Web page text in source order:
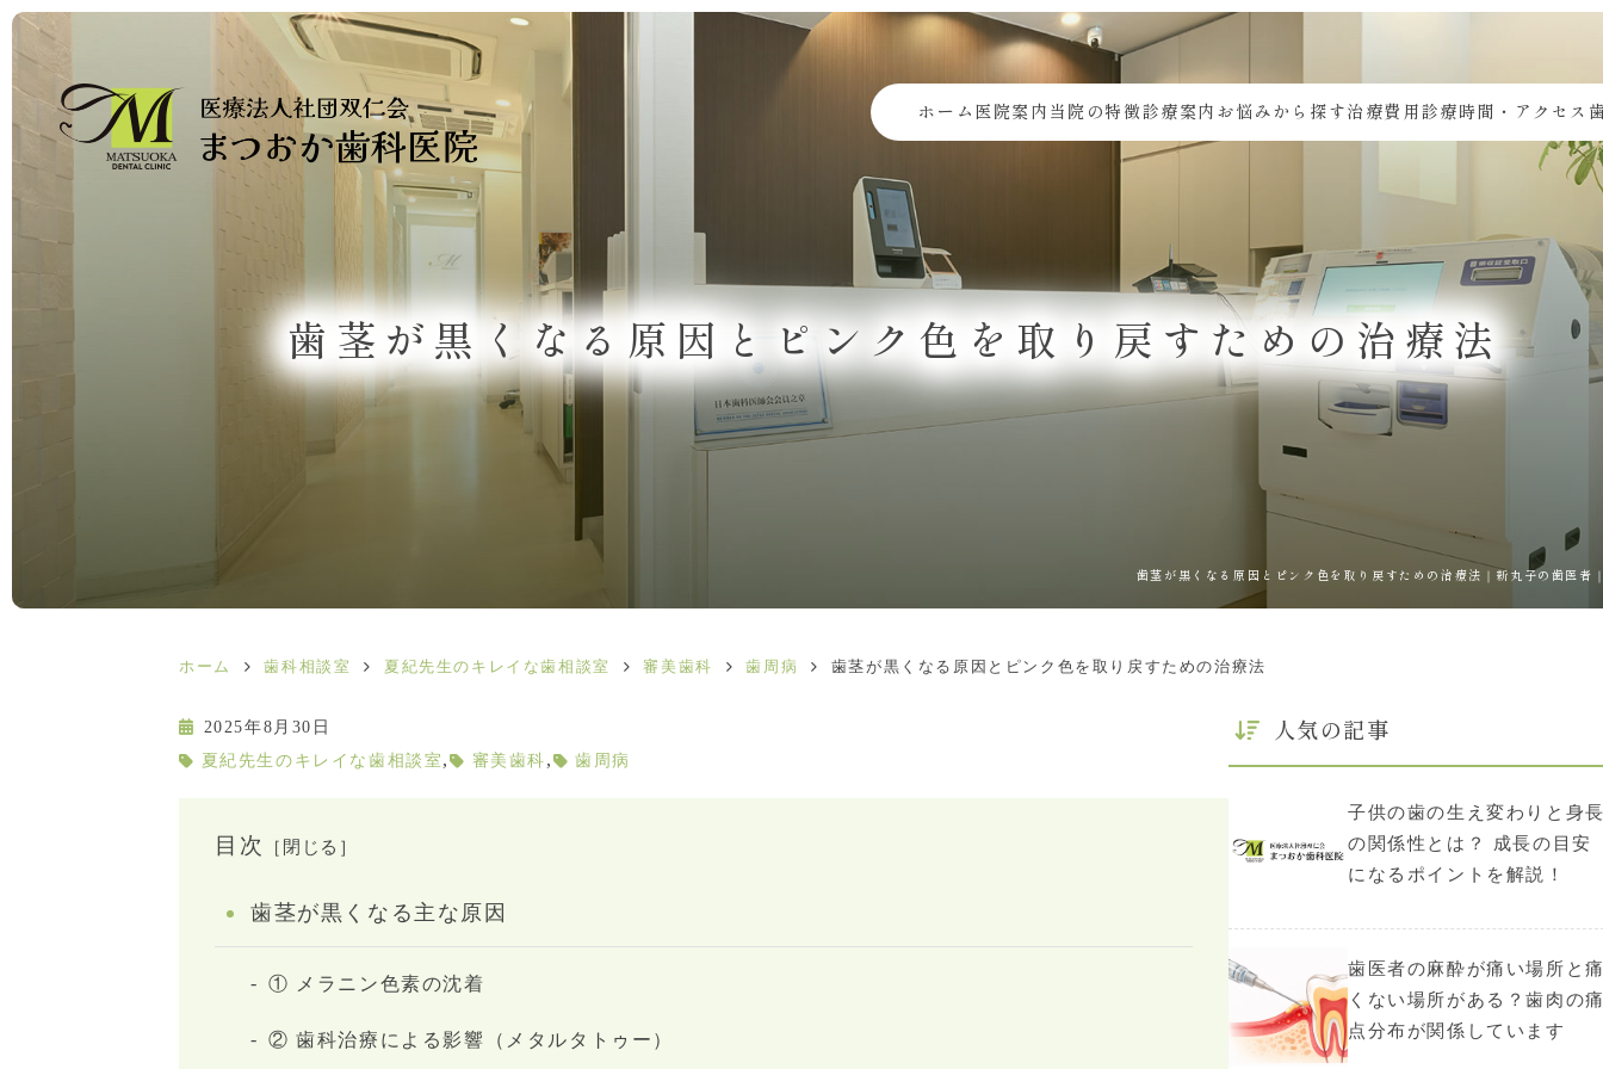
ホーム 医院案内 当院の特徴診療案内 お悩みから探す 治療費用 診療時間・アクセス
歯茎が黒くなる原因とピンク色を取り戻すための治療法
歯茎が黒くなる原因とピンク色を取り戻すための治療法｜新丸子の歯医者
ホーム 歯科相談室 夏紀先生のキレイな歯相談室 審美歯科 歯周病 歯茎が黒くなる原因とピンク色を取り戻すための治療法
2025年8月30日
夏紀先生のキレイな歯相談室 , 審美歯科 , 歯周病
目次 ［閉じる］
歯茎が黒くなる主な原因
① メラニン色素の沈着
② 歯科治療による影響（メタルタトゥー）
人気の記事
子供の歯の生え変わりと身
の関係性とは？ 成長の目安
になるポイントを解説！
歯医者の麻酔が痛い場所と
くない場所がある？歯肉の
点分布が関係しています